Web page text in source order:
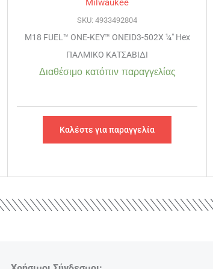
Milwaukee
SKU: 4933492804
M18 FUEL™ ONE-KEY™ ONEID3-502X ¼″ Hex
ΠΑΛΜΙΚΟ ΚΑΤΣΑΒΙΔΙ
Διαθέσιμο κατόπιν παραγγελίας
Καλέστε για παραγγελία